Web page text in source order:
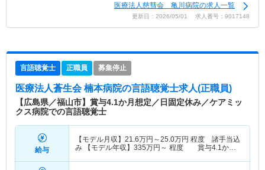
医療法人慈彗会 亀川病院の求人一覧
更新日：2026/05/01 求人番号：9017148
言語聴覚士 正職員 募集停止
医療法人蒼生会 楠本病院の言語聴覚士求人(正職員)
【広島県／福山市】賞与4.1か月想定／日固定休み／ケアミッ
クス病院での言語聴覚士
給与
【モデル月収】 21.6万円～25.0万円 程度 諸手当込
み 【モデル年収】 335万円～ 程度 賞与4.1か月